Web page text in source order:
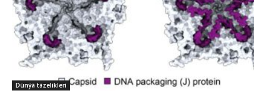
Dünýä täzelikleri